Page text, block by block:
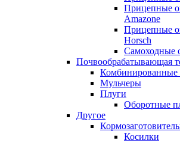
Прицепные
Amazone
Прицепные
Horsch
Самоходные
Почвообрабатывающая
Комбинированные
Мульчеры
Плуги
Оборотные
Другое
Косилки